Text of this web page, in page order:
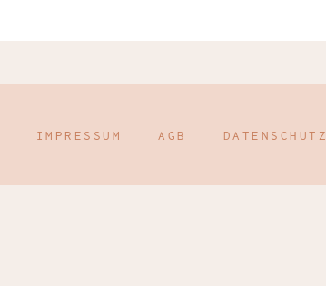
IMPRESSUM AGB DATENSCHUTZ